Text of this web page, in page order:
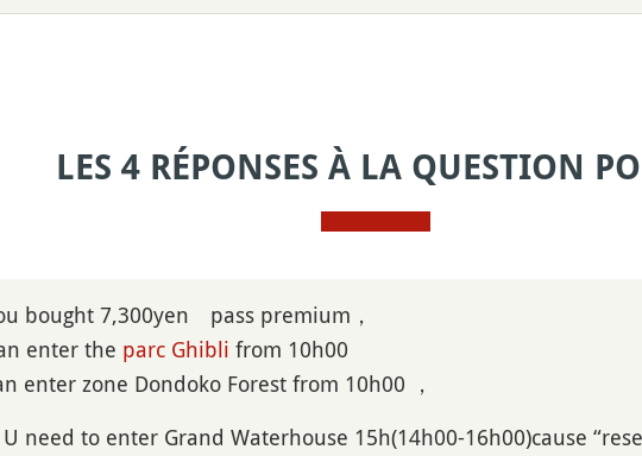
LES 4 RÉPONSES À LA QUESTION
bought 7,300yen pass premium，
enter the parc Ghibli from 10h00
enter zone Dondoko Forest from 10h00 ，
need to enter Grand Waterhouse 15h(14h00-16h00)cause